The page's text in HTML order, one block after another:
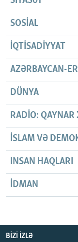
SOSIAL
İQTISADIYYAT
AZƏRBAYCAN-
DÜNYA
RADIO: QAYNAR
İSLAM VƏ
INSAN HAQLARI
İDMAN
BIZI IZLƏ